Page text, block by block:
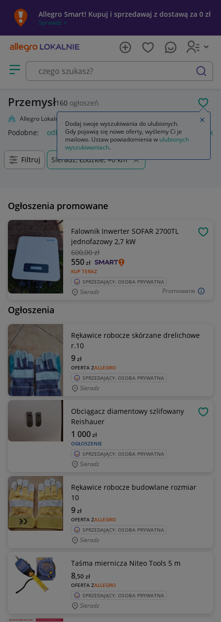
Allegro Smart! Kupuj i sprzedawaj z dostawą za 0 zł
Sprawdź »
Otwórz menu z kategoriami
szukaj
Przemysł160 ogłoszeń
Allegro Lokalnie
Podobne: odkurzacz przemysłowy przemysł drzewny
Filtruj Sieradz, Łódzkie, +0 km
Ogłoszenia promowane
Promowane
Falownik Inwerter SOFAR 2700TL
jednofazowy 2,7 kW
600,00 zł
KUP TERAZ
550zł
SPRZEDAJĄCY: OSOBA PRYWATNA
Sieradz
Ogłoszenia
Rękawice robocze skórzane drelichowe
r.10
OFERTA ZALLEGRO
9zł
SPRZEDAJĄCY: OSOBA PRYWATNA
Sieradz
Obciągacz diamentowy szlifowany
Reishauer
OGŁOSZENIE
1 000zł
SPRZEDAJĄCY: OSOBA PRYWATNA
Sieradz
Rękawice robocze budowlane rozmiar
10
OFERTA ZALLEGRO
9zł
SPRZEDAJĄCY: OSOBA PRYWATNA
Sieradz
Taśma miernicza Niteo Tools 5 m
OFERTA ZALLEGRO
8,50zł
SPRZEDAJĄCY: OSOBA PRYWATNA
Sieradz
Dodaj swoje wyszukiwania do ulubionych.
Gdy pojawią się nowe oferty, wyślemy Ci je
mailowo. Ustaw powiadomienia w ulubionych
wyszukiwaniach.